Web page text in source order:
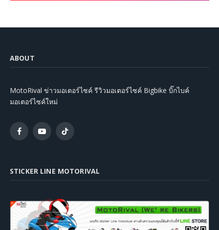
ABOUT
MotoRival ข่าวมอเตอร์ไซค์ รีวิวมอเตอร์ไซค์ Bigbike บิ๊กไบค์
มอเตอร์ไซค์ใหม่
FacebookYouTubeTikTok
STICKER LINE MOTORIVAL